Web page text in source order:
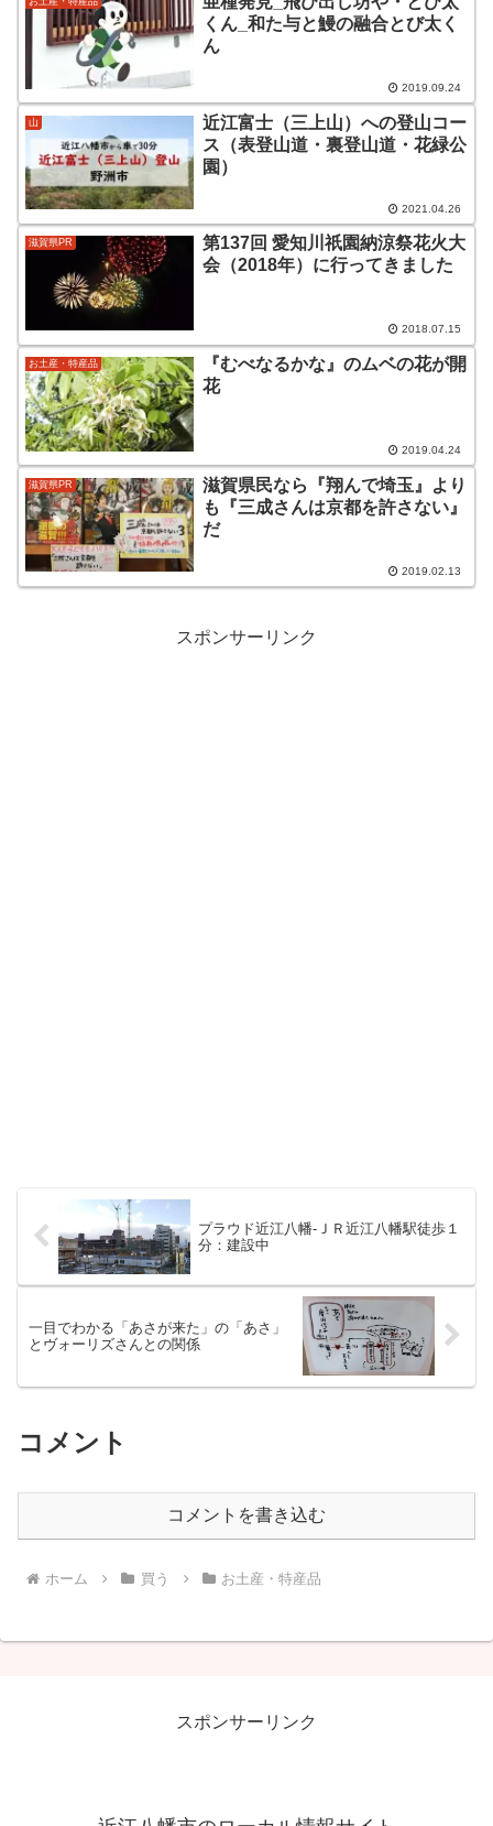
くん_和た与と鰻の融合とび太く
ん
2019.09.24
山
近江富士（三上山）への登山コー
ス（表登山道・裏登山道・花緑公
園）
2021.04.26
滋賀県PR
第137回 愛知川祇園納涼祭花火大
会（2018年）に行ってきました
2018.07.15
お土産・特産品
『むべなるかな』のムベの花が開
花
2019.04.24
滋賀県PR
滋賀県民なら『翔んで埼玉』より
も『三成さんは京都を許さない』
だ
2019.02.13
スポンサーリンク
プラウド近江八幡-ＪＲ近江八幡駅徒歩１
分：建設中
一目でわかる「あさが来た」の「あさ」
とヴォーリズさんとの関係
コメント
コメントを書き込む
ホーム 買う お土産・特産品
スポンサーリンク